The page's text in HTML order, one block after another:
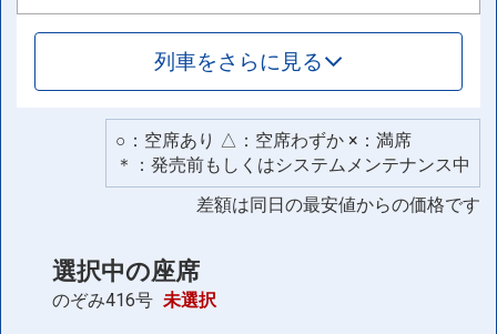
列車をさらに見る
○：空席あり △：空席わずか ×：満席
＊：発売前もしくはシステムメンテナンス中
差額は同日の最安値からの価格です
選択中の座席
のぞみ416号 未選択